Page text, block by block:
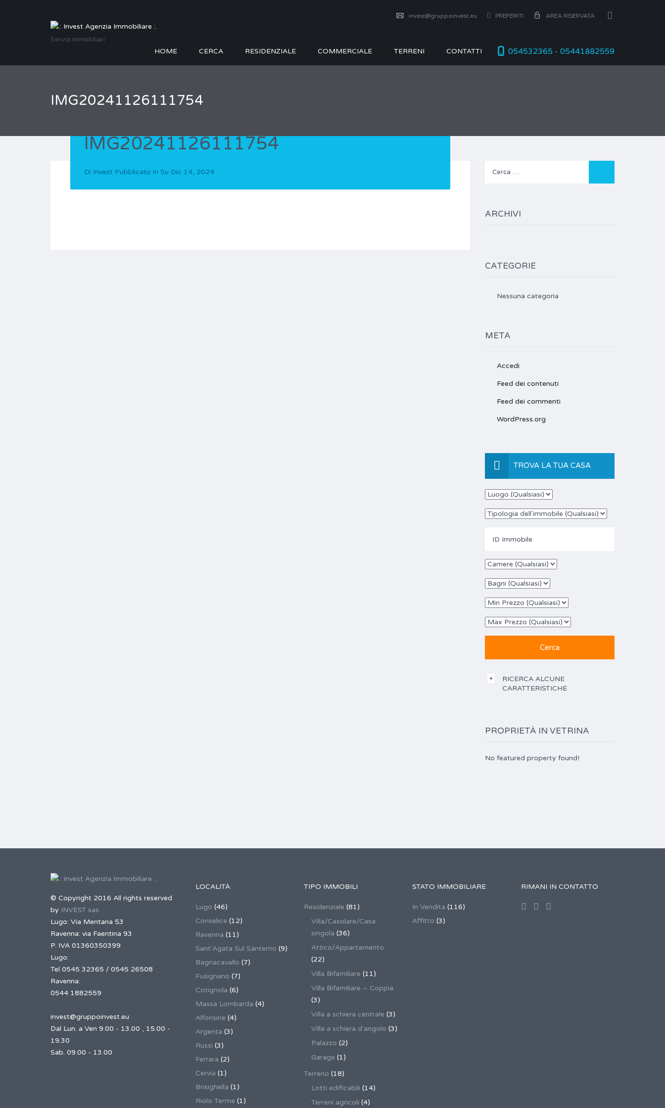
Servizi Immobiliari
invest@gruppoinvest.eu PREFERITI AREA RISERVATA
054532365 - 05441882559
HOME CERCA RESIDENZIALE COMMERCIALE TERRENI CONTATTI
IMG20241126111754
IMG20241126111754
Di Invest Pubblicato in Su Dic 14, 2024
ARCHIVI
CATEGORIE
Nessuna categoria
META
Accedi
Feed dei contenuti
Feed dei commenti
WordPress.org
TROVA LA TUA CASA
RICERCA ALCUNE
CARATTERISTICHE
PROPRIETÀ IN VETRINA
No featured property found!
© Copyright 2016 All rights reserved
by INVEST sas
Lugo: Via Mentana 53
Ravenna: via Faentina 93
P. IVA 01360350399
Lugo:
Tel 0545 32365 / 0545 26508
Ravenna:
0544 1882559
invest@gruppoinvest.eu
Dal Lun. a Ven 9.00 - 13.00 , 15.00 -
19.30
Sab. 09.00 - 13.00
LOCALITÀ
Lugo (46)
Conselice (12)
Ravenna (11)
Sant'Agata Sul Santerno (9)
Bagnacavallo (7)
Fusignano (7)
Cotignola (6)
Massa Lombarda (4)
Alfonsine (4)
Argenta (3)
Russi (3)
Ferrara (2)
Cervia (1)
Brisighella (1)
Riolo Terme (1)
TIPO IMMOBILI
Residenziale (81)
Villa/Casolare/Casa
singola (36)
Attico/Appartamento
(22)
Villa Bifamiliare (11)
Villa Bifamiliare – Coppia
(3)
Villa a schiera centrale (3)
Villa a schiera d'angolo (3)
Palazzo (2)
Garage (1)
Terreno (18)
Lotti edificabili (14)
Terreni agricoli (4)
STATO IMMOBILIARE
In Vendita (116)
Affitto (3)
RIMANI IN CONTATTO